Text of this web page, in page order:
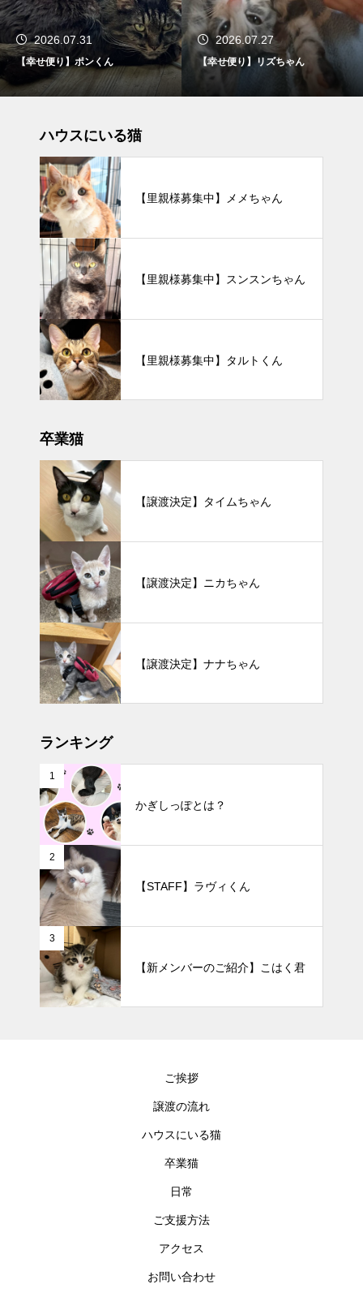
2026.07.31
【幸せ便り】ポンくん
2026.07.27
【幸せ便り】リズちゃん
ハウスにいる猫
【里親様募集中】メメちゃん
【里親様募集中】スンスンちゃん
【里親様募集中】タルトくん
卒業猫
【譲渡決定】タイムちゃん
【譲渡決定】ニカちゃん
【譲渡決定】ナナちゃん
ランキング
1
かぎしっぽとは？
2
【STAFF】ラヴィくん
3
【新メンバーのご紹介】こはく君
ご挨拶
譲渡の流れ
ハウスにいる猫
卒業猫
日常
ご支援方法
アクセス
お問い合わせ